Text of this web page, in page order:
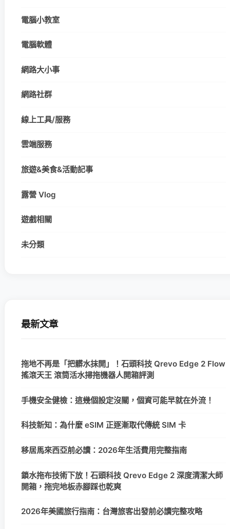
電腦小教室
電腦軟體
網路大小事
網路社群
線上工具/服務
雲端服務
旅遊&美食&活動記事
露營 Vlog
遊戲相關
未分類
最新文章
拖地不再是「把髒水抹開」！石頭科技 Qrevo Edge 2 Flow
搖滾天王 滾筒活水掃拖機器人開箱評測
手機安全健檢：這幾個設定沒關，個資可能早就在外流！
科技新知：為什麼 eSIM 正逐漸取代傳統 SIM 卡
移居馬來西亞前必讀：2026年生活費用完整指南
鎖水拖布技術下放！石頭科技 Qrevo Edge 2 深度清潔大師
開箱，拖完地板赤腳踩也乾爽
2026年美國旅行指南：台灣旅客出發前必讀完整攻略